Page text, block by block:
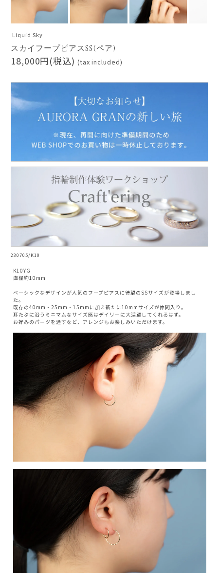
Liquid Sky
スカイフープピアスSS(ペア)
18,000円(税込) (tax included)
230705/K10
K10YG
直径約10mm
ベーシックなデザインが人気のフープピアスに待望のSSサイズが登場しまし
た。
既存の40mm・25mm・15mmに加え新たに10mmサイズが仲間入り。
耳たぶに沿うミニマムなサイズ感はデイリーに大活躍してくれるはず。
お好みのパーツを通すなど、アレンジもお楽しみいただけます。
NARGARORUA